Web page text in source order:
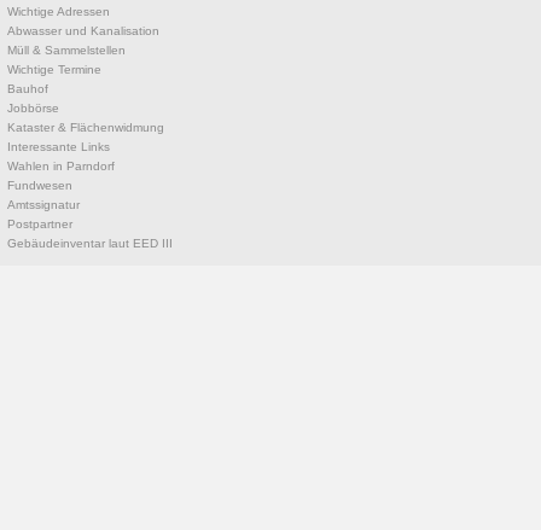
Wichtige Adressen
Abwasser und Kanalisation
Müll & Sammelstellen
Wichtige Termine
Bauhof
Jobbörse
Kataster & Flächenwidmung
Interessante Links
Wahlen in Parndorf
Fundwesen
Amtssignatur
Postpartner
Gebäudeinventar laut EED III